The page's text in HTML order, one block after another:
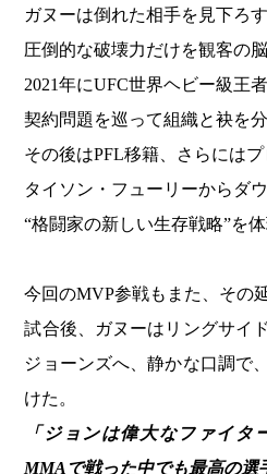
ガヌーは倒れた相手を見下ろ
圧倒的な破壊力だけを観客の
2021年にUFC世界ヘビー級王
契約問題を巡って組織と袂を
その後はPFL移籍、さらには
タイソン・フューリーからダ
“格闘家の新しい生存戦略”を体
今回のMVP参戦もまた、その
試合後、ガヌーはリングサイ
ジョーンズへ、静かな口調で
けた。
「ジョンは偉大なファイタ
MMAで戦った中でも最高の選